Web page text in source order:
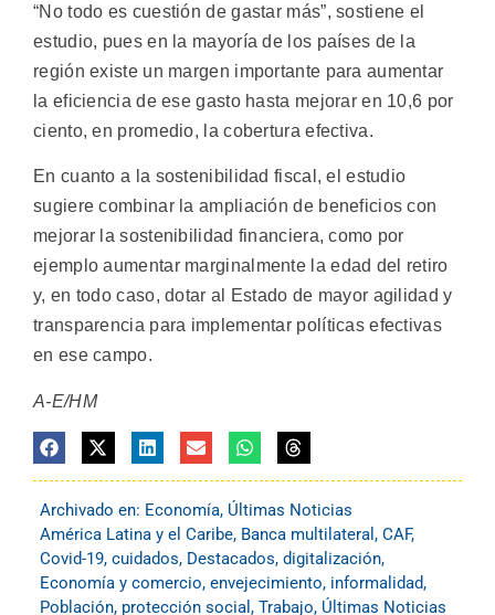
“No todo es cuestión de gastar más”, sostiene el
estudio, pues en la mayoría de los países de la
región existe un margen importante para aumentar
la eficiencia de ese gasto hasta mejorar en 10,6 por
ciento, en promedio, la cobertura efectiva.
En cuanto a la sostenibilidad fiscal, el estudio
sugiere combinar la ampliación de beneficios con
mejorar la sostenibilidad financiera, como por
ejemplo aumentar marginalmente la edad del retiro
y, en todo caso, dotar al Estado de mayor agilidad y
transparencia para implementar políticas efectivas
en ese campo.
A-E/HM
Archivado en: Economía, Últimas Noticias
América Latina y el Caribe, Banca multilateral , CAF,
Covid-19, cuidados, Destacados, digitalización,
Economía y comercio, envejecimiento, informalidad,
Población, protección social , Trabajo, Últimas Noticias